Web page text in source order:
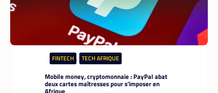
DATACENTER , TECH MONDE